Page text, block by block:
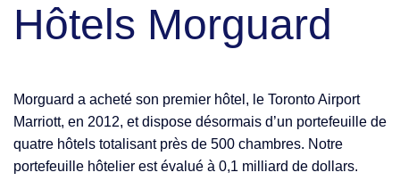
Hôtels Morguard
Morguard a acheté son premier hôtel, le Toronto Airport
Marriott, en 2012, et dispose désormais d’un portefeuille de
quatre hôtels totalisant près de 500 chambres. Notre
portefeuille hôtelier est évalué à 0,1 milliard de dollars.